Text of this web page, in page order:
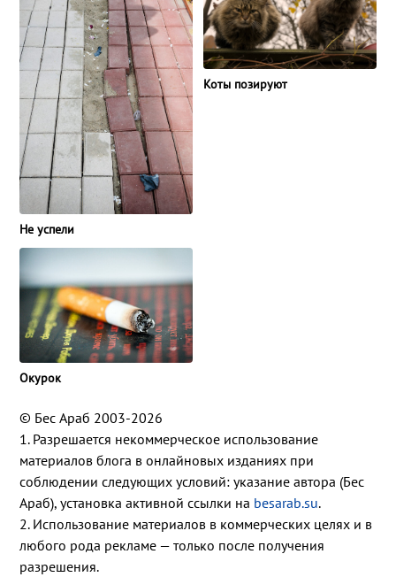
Не успели
Коты позируют
Окурок
© Бес Араб 2003-2026
1. Разрешается некоммерческое использование
материалов блога в онлайновых изданиях при
соблюдении следующих условий: указание автора (Бес
Араб), установка активной ссылки на besarab.su.
2. Использование материалов в коммерческих целях и в
любого рода рекламе — только после получения
разрешения.